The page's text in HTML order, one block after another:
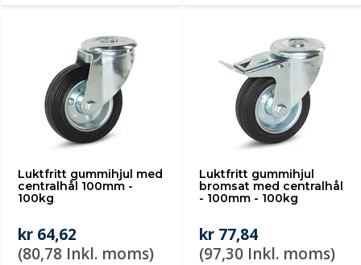
Luktfritt gummihjul med
centralhål 100mm -
100kg
kr 64,62
(80,78 Inkl. moms)
Luktfritt gummihjul
bromsat med centralhål
- 100mm - 100kg
kr 77,84
(97,30 Inkl. moms)